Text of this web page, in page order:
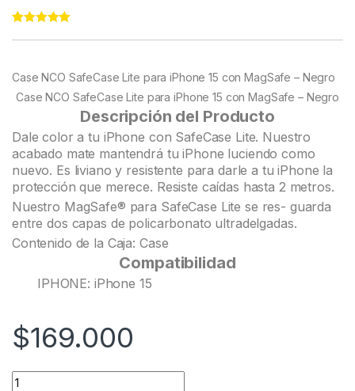
ratings
Case NCO SafeCase Lite para iPhone 15 con MagSafe – Negro
Case NCO SafeCase Lite para iPhone 15 con MagSafe – Negro
Descripción del Producto
Dale color a tu iPhone con SafeCase Lite. Nuestro
acabado mate mantendrá tu iPhone luciendo como
nuevo. Es liviano y resistente para darle a tu iPhone la
protección que merece. Resiste caídas hasta 2 metros.
Nuestro MagSafe® para SafeCase Lite se res- guarda
entre dos capas de policarbonato ultradelgadas.
Contenido de la Caja: Case
Compatibilidad
IPHONE: iPhone 15
$169.000